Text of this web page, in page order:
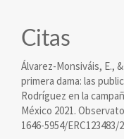
Citas
Álvarez-Monsiváis, E.,
primera dama: las
Rodríguez en la
México 2021.
1646-5954/ERC123483/